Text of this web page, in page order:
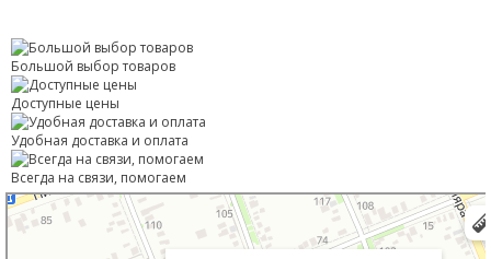
Большой выбор товаров
Доступные цены
Удобная доставка и оплата
Всегда на связи, помогаем
Тимашевск
Улица Книги, 27 — Яндекс Карты